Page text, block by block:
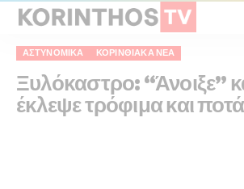
ΑΣΤΥΝΟΜΙΚΆ ΚΟΡΙΝΘΙΑΚΆ ΝΈΑ
Ξυλόκαστρο: “Άνοιξε”
έκλεψε τρόφιμα και ποτά